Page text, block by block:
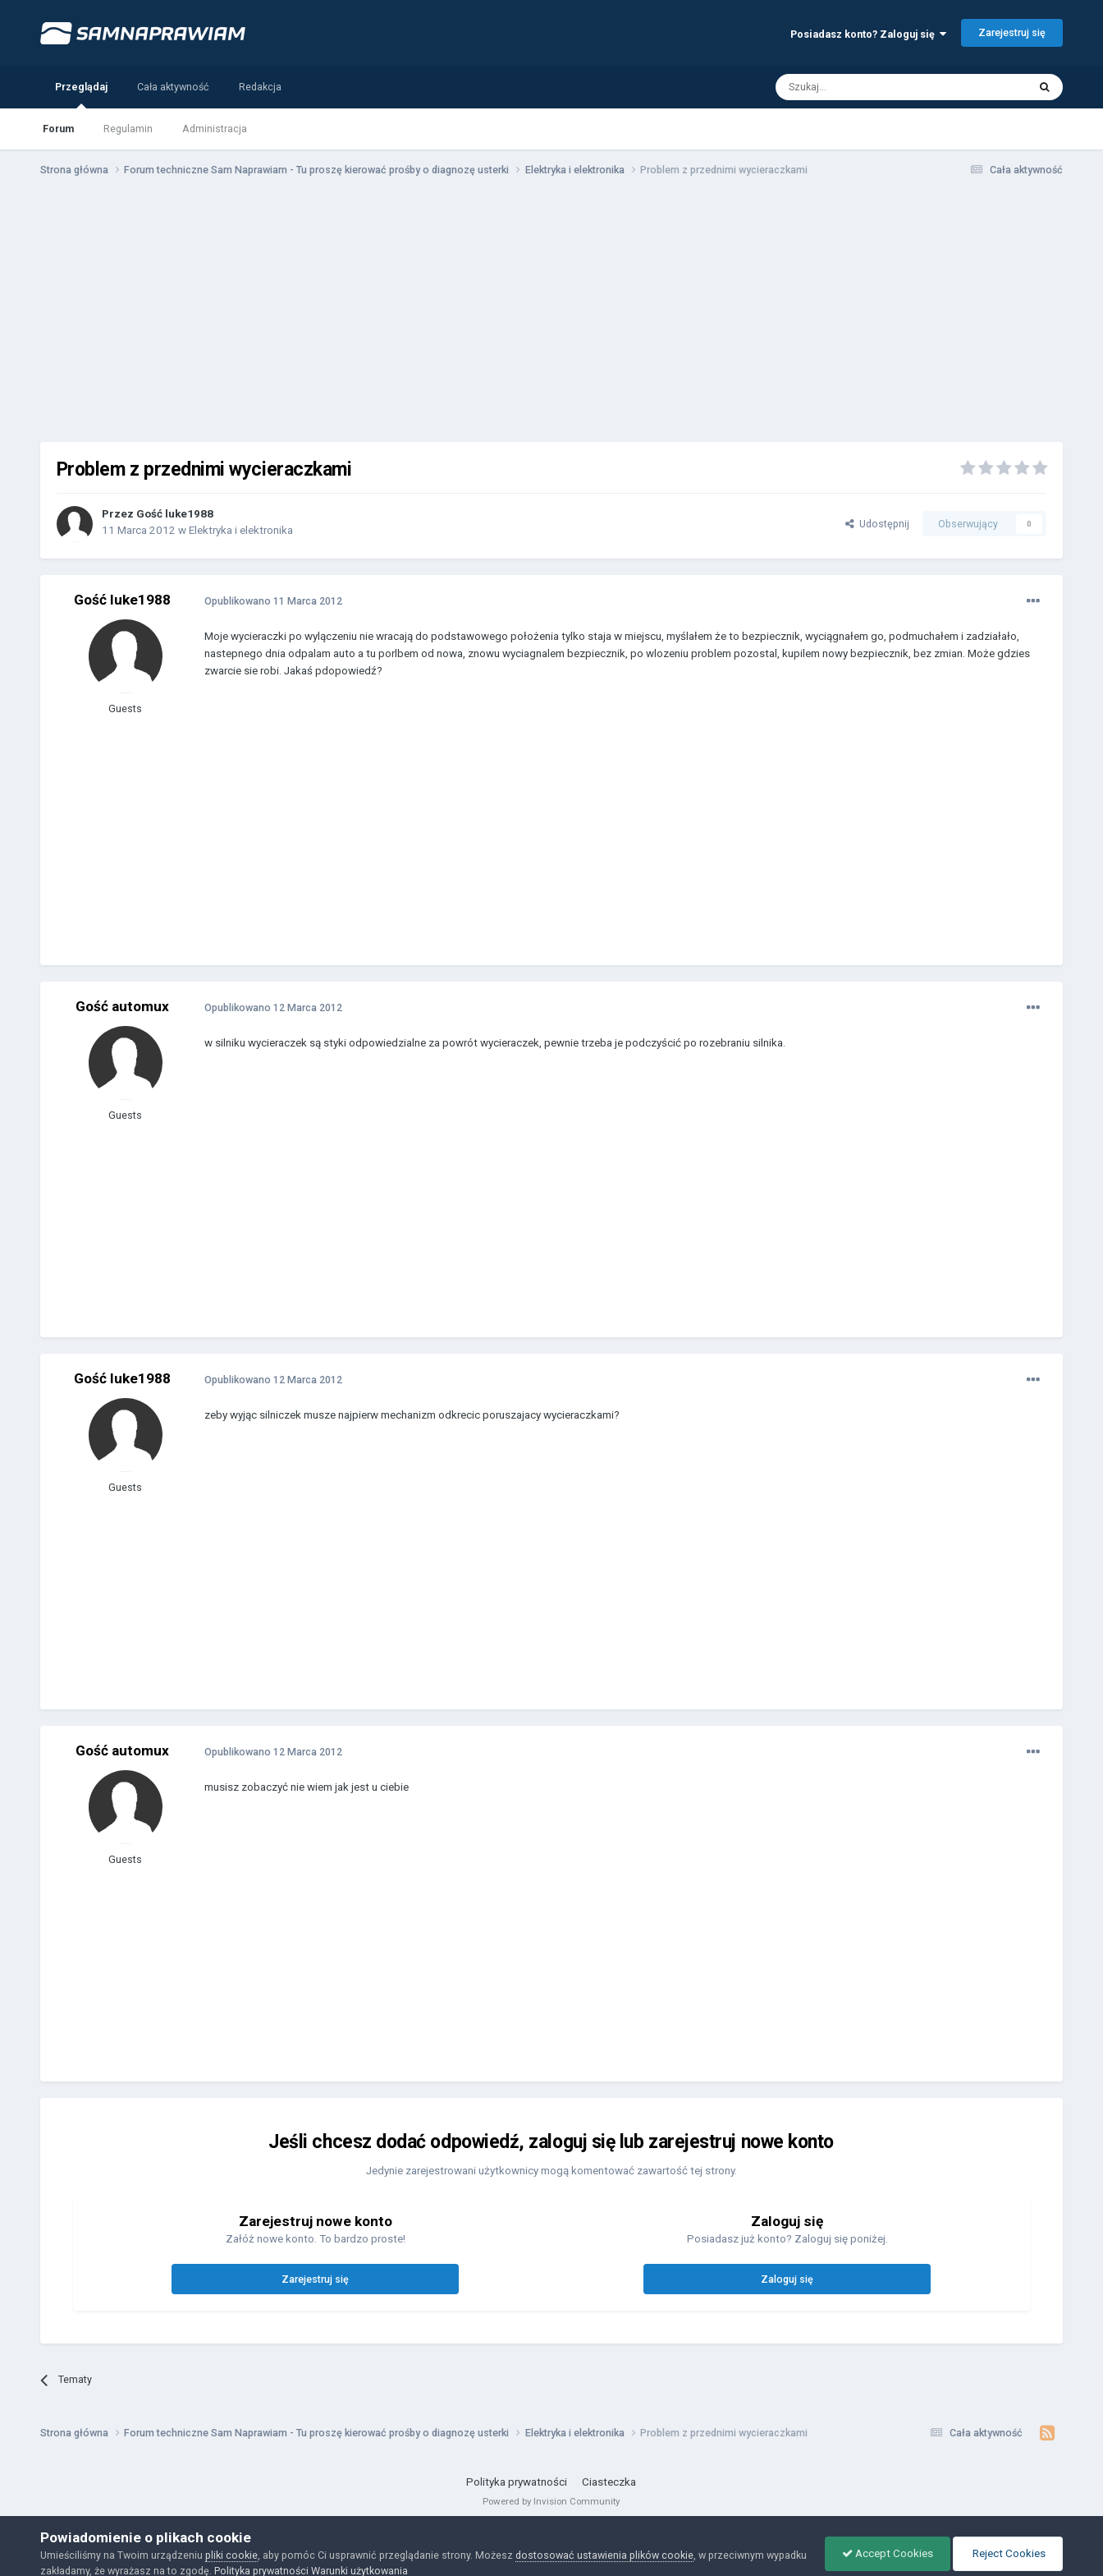
Posiadasz konto? Zaloguj się Zarejestruj się
Przeglądaj
Forum Regulamin Administracja
Cała aktywność Redakcja
Cała aktywność
Strona główna Forum techniczne Sam Naprawiam - Tu proszę kierować prośby o diagnozę usterki Elektryka i elektronika Problem z przednimi wycieraczkami
Problem z przednimi wycieraczkami
Przez Gość luke1988
11 Marca 2012 w Elektryka i elektronika Udostępnij Obserwujący 0
Gość luke1988
Guests
Opublikowano 11 Marca 2012
Moje wycieraczki po wylączeniu nie wracają do podstawowego położenia tylko staja w miejscu, myślałem że to bezpiecznik, wyciągnałem go, podmuchałem i zadziałało,
nastepnego dnia odpalam auto a tu porlbem od nowa, znowu wyciagnalem bezpiecznik, po wlozeniu problem pozostal, kupilem nowy bezpiecznik, bez zmian. Może gdzies
zwarcie sie robi. Jakaś pdopowiedź?
Gość automux
Guests
Opublikowano 12 Marca 2012
w silniku wycieraczek są styki odpowiedzialne za powrót wycieraczek, pewnie trzeba je podczyścić po rozebraniu silnika.
Gość luke1988
Guests
Opublikowano 12 Marca 2012
zeby wyjąc silniczek musze najpierw mechanizm odkrecic poruszajacy wycieraczkami?
Gość automux
Guests
Opublikowano 12 Marca 2012
musisz zobaczyć nie wiem jak jest u ciebie
Jeśli chcesz dodać odpowiedź, zaloguj się lub zarejestruj nowe konto
Jedynie zarejestrowani użytkownicy mogą komentować zawartość tej strony.
Zarejestruj nowe konto
Załóż nowe konto. To bardzo proste!
Zarejestruj się
Zaloguj się
Posiadasz już konto? Zaloguj się poniżej.
Zaloguj się
Tematy
Cała aktywność
Strona główna Forum techniczne Sam Naprawiam - Tu proszę kierować prośby o diagnozę usterki Elektryka i elektronika Problem z przednimi wycieraczkami
Polityka prywatności Ciasteczka
Powered by Invision Community
Powiadomienie o plikach cookie
Umieściliśmy na Twoim urządzeniu pliki cookie, aby pomóc Ci usprawnić przeglądanie strony. Możesz dostosować ustawienia plików cookie, w przeciwnym wypadku
zakładamy, że wyrażasz na to zgodę. Polityka prywatności Warunki użytkowania
Accept Cookies Reject Cookies